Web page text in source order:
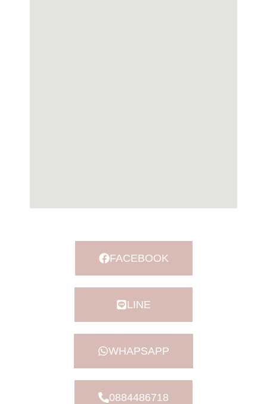
FACEBOOK
LINE
WHAPSAPP
0884486718